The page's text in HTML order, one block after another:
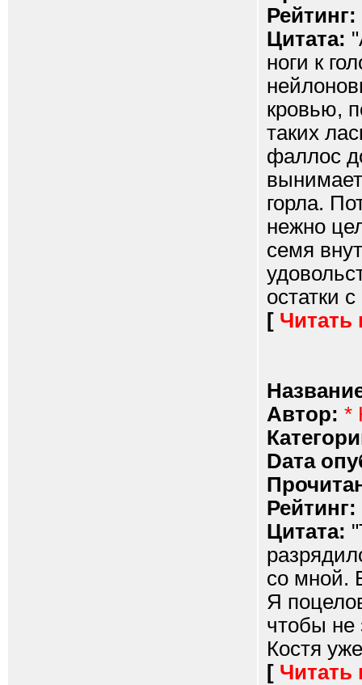
Рейтинг:
Цитата:
ноги к
кровью,
таких
фаллос
горла.
нежно
семя
остатки
[ Читать
Автор: *
Dата
Рейтинг:
Цитата:
со мной.
Я
чтобы не
Костя
[ Читать